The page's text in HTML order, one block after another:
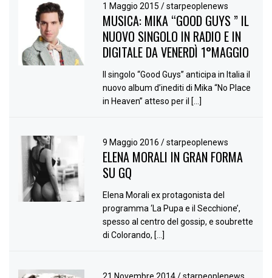
1 Maggio 2015/ starpeoplenews
MUSICA: MIKA “GOOD GUYS ” IL
NUOVO SINGOLO IN RADIO E IN
DIGITALE DA VENERDÌ 1°MAGGIO
Il singolo “Good Guys” anticipa in Italia il
nuovo album d’inediti di Mika “No Place
in Heaven” atteso per il […]
9 Maggio 2016/ starpeoplenews
ELENA MORALI IN GRAN FORMA
SU GQ
Elena Morali ex protagonista del
programma ‘La Pupa e il Secchione’,
spesso al centro del gossip, e soubrette
di Colorando, […]